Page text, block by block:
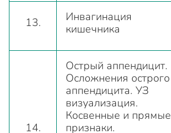
13.
Инвагинация
кишечника
14.
Острый аппендицит.
Осложнения острого
аппендицита. УЗ
визуализация.
Косвенные и прямые
признаки.